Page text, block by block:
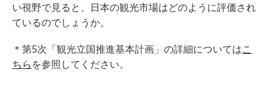
い視野で見ると、日本の観光市場はどのように評価され
ているのでしょうか。
＊第5次「観光立国推進基本計画」の詳細についてはこ
ちらを参照してください。